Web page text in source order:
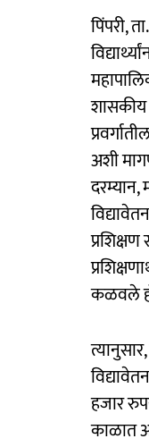
पिंपरी,
शासकीय
अशी
दरम्यान,
कळवले
हजार
काळात